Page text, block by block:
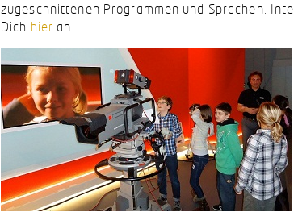
zugeschnittenen Programmen und Sprachen.
Dich hier an.